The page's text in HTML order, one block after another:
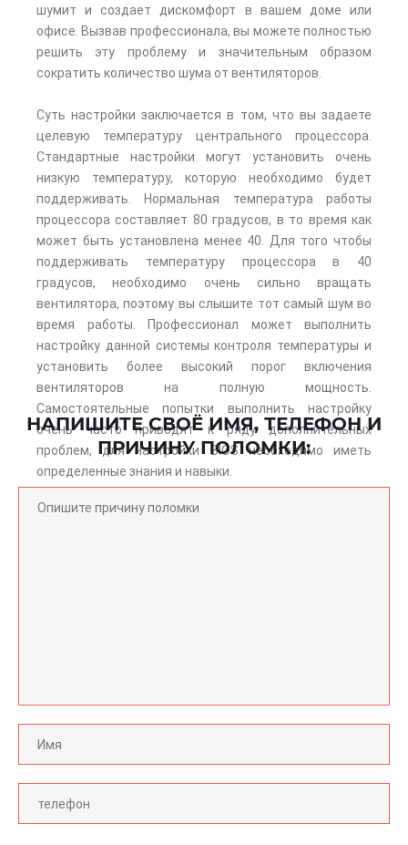
шумит и создает дискомфорт в вашем доме или
офисе. Вызвав профессионала, вы можете полностью
решить эту проблему и значительным образом
сократить количество шума от вентиляторов.
Суть настройки заключается в том, что вы задаете
целевую температуру центрального процессора.
Стандартные настройки могут установить очень
низкую температуру, которую необходимо будет
поддерживать. Нормальная температура работы
процессора составляет 80 градусов, в то время как
может быть установлена менее 40. Для того чтобы
поддерживать температуру процессора в 40
градусов, необходимо очень сильно вращать
вентилятора, поэтому вы слышите тот самый шум во
время работы. Профессионал может выполнить
настройку данной системы контроля температуры и
установить более высокий порог включения
вентиляторов на полную мощность.
Самостоятельные попытки выполнить настройку
очень часто приводят к ряду дополнительных
проблем, для настройки BIOS необходимо иметь
определенные знания и навыки.
НАПИШИТЕ СВОЁ ИМЯ, ТЕЛЕФОН И
ПРИЧИНУ ПОЛОМКИ: